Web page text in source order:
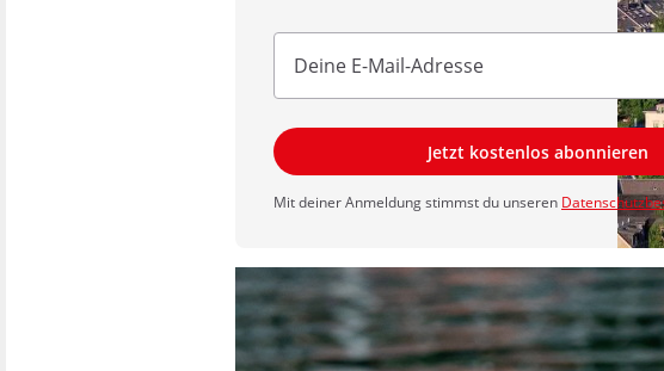
Jetzt kostenlos abonnieren
Mit deiner Anmeldung stimmst du unseren